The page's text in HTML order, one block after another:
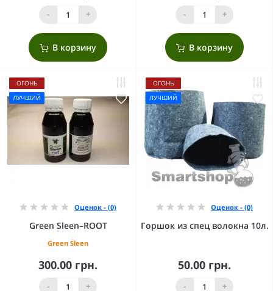
- +
В корзину
- +
В корзину
ОГОНЬ
ЛУЧШИЙ
Оценок - (0)
Green Sleen–ROOT
Green Sleen
300.00 грн.
- +
ОГОНЬ
ЛУЧШИЙ
Оценок - (0)
Горшок из спец волокна 10л.
50.00 грн.
- +